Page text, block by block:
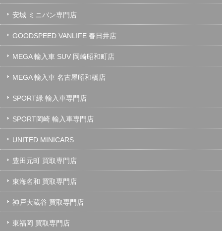
安城 ミニバン専門店
GOODSPEED VANLIFE 春日井店
MEGA 輸入車 SUV 岡崎昭和町店
MEGA 輸入車 名古屋昭和橋店
SPORT緑 輸入車専門店
SPORT岡崎 輸入車専門店
UNITED MINICARS
豊田元町 買取専門店
東海名和 買取専門店
神戸大蔵谷 買取専門店
東福岡 買取専門店